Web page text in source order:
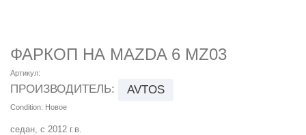
ФАРКОП НА MAZDA 6 MZ03
Артикул:
ПРОИЗВОДИТЕЛЬ: AVTOS
Condition: Новое
седан, с 2012 г.в.